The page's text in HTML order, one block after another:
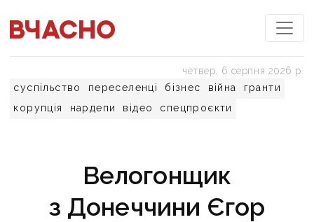
суспільство переселенці бізнес війна
гранти
корупція
нардепи відео спецпроєкти
четвер, 6 серпня 2026 р.
Велогонщик
з Донеччини Єгор